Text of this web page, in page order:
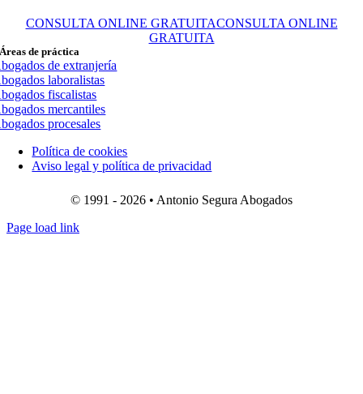
CONSULTA ONLINE GRATUITACONSULTA ONLINE
GRATUITA
Áreas de práctica
de extranjería
laboralistas
fiscalistas
mercantiles
procesales
Política de cookies
Aviso legal y política de privacidad
© 1991 - 2026 • Antonio Segura Abogados
Page load link